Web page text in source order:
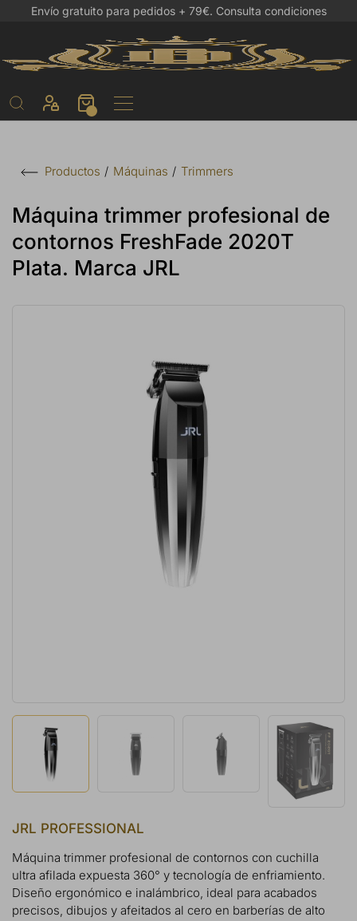
Envío gratuito para pedidos + 79€. Consulta condiciones
Productos Máquinas Trimmers
Máquina trimmer profesional de
contornos FreshFade 2020T
Plata. Marca JRL
JRL PROFESSIONAL
Máquina trimmer profesional de contornos con cuchilla
ultra afilada expuesta 360° y tecnología de enfriamiento.
Diseño ergonómico e inalámbrico, ideal para acabados
precisos, dibujos y afeitados al cero en barberías de alto